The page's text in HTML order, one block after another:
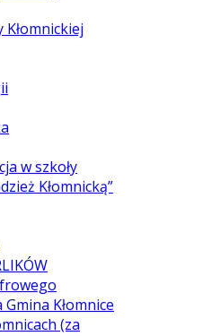
w szkoły
Kłomnicką”
Kłomnice
(za